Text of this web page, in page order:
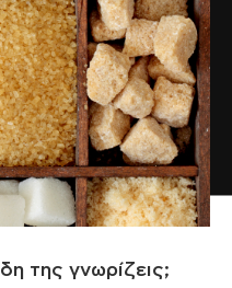
της γνωρίζεις;